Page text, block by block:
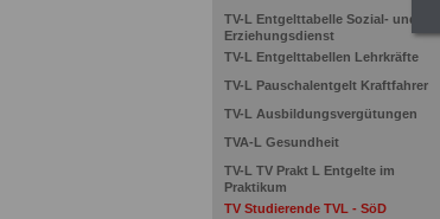
TV-L Entgelttabelle Sozial- und
Erziehungsdienst
TV-L Entgelttabellen Lehrkräfte
TV-L Pauschalentgelt Kraftfahrer
TV-L Ausbildungsvergütungen
TVA-L Gesundheit
TV-L TV Prakt L Entgelte im
Praktikum
TV Studierende TVL - SöD